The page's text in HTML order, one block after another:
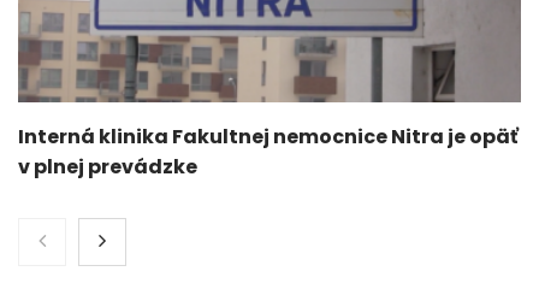
Interná klinika Fakultnej nemocnice Nitra je opäť
v plnej prevádzke